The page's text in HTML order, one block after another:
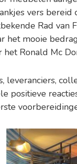
vers bereid
Rad
het mooie
Ronald Mc
positieve